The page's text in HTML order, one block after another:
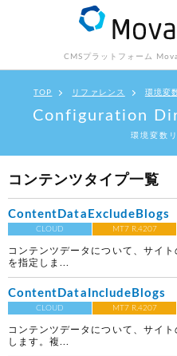
CMSプラットフォーム
TOP リファレンス 環境変
Configuration
環境変数
コンテンツタイプ一覧
ContentDataExcludeBlogs
CLOUD MT7 R.4207
コンテンツデータについて、サイ
を指定しま...
ContentDataIncludeBlogs
CLOUD MT7 R.4207
コンテンツデータについて、サイ
します。複...